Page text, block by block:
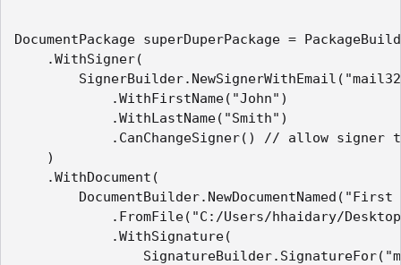
DocumentPackage superDuperPackage =
.WithSigner(
.WithFirstName("John")
.WithLastName("Smith")
.CanChangeSigner() // allow signer to
)
.WithDocument(
DocumentBuilder.NewDocumentNamed("First
.FromFile("C:/Users/hhaidary/Desktop/
.WithSignature(